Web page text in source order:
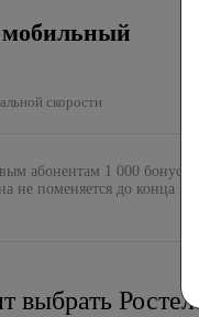
скорости
абонентам 1 000
не поменяется до конца
выбрать